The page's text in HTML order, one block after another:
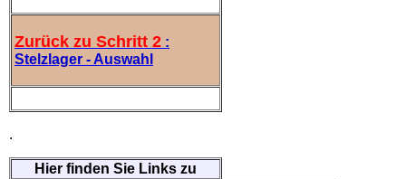
Zurück zu Schritt 2 :
Stelzlager - Auswahl
.
Hier finden Sie Links zu